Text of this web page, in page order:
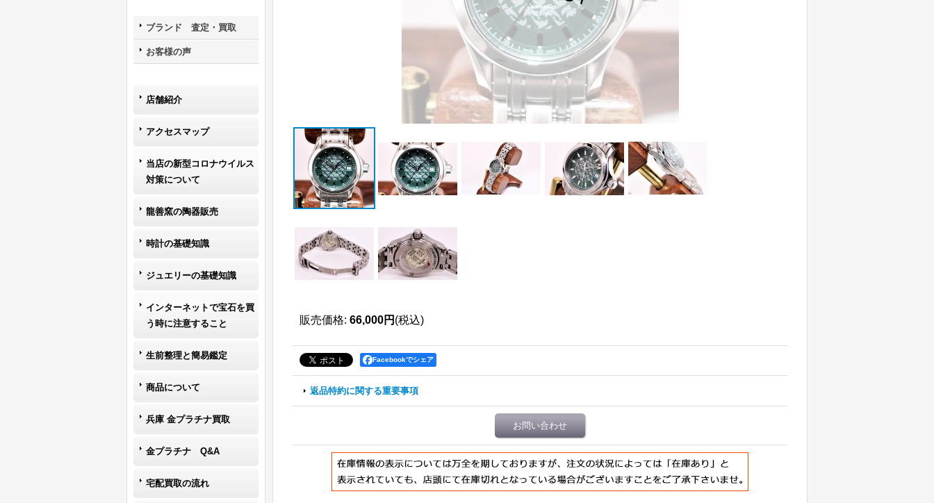
ブランド 査定・買取
お客様の声
店舗紹介
アクセスマップ
当店の新型コロナウイルス
対策について
龍善窯の陶器販売
時計の基礎知識
ジュエリーの基礎知識
インターネットで宝石を買
う時に注意すること
生前整理と簡易鑑定
商品について
兵庫 金プラチナ買取
金プラチナ Q&A
宅配買取の流れ
販売価格: 66,000円 (税込)
Facebookでシェア
返品特約に関する重要事項
お問い合わせ